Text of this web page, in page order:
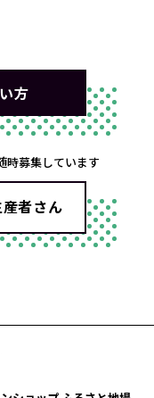
方
時募集しています
者さん